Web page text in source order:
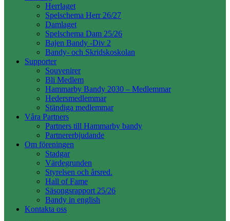
Herrlaget
Spelschema Herr 26/27
Damlaget
Spelschema Dam 25/26
Bajen Bandy -Div 2
Bandy- och Skridskoskolan
Supporter
Souvenirer
Bli Medlem
Hammarby Bandy 2030 – Medlemmar
Hedersmedlemmar
Ständiga medlemmar
Våra Partners
Partners till Hammarby bandy
Partnererbjudande
Om föreningen
Stadgar
Värdegrunden
Styrelsen och årsred.
Hall of Fame
Säsongsrapport 25/26
Bandy in english
Kontakta oss